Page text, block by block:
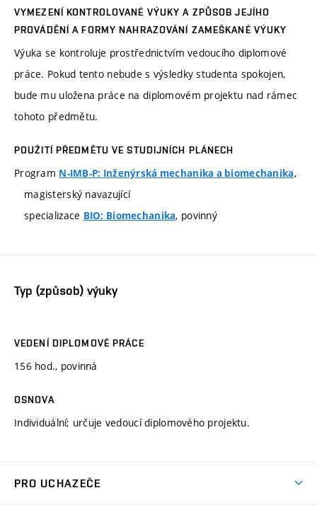
VYMEZENÍ KONTROLOVANÉ VÝUKY A ZPŮSOB JEJÍHO
PROVÁDĚNÍ A FORMY NAHRAZOVÁNÍ ZAMEŠKANÉ VÝUKY
Výuka se kontroluje prostřednictvím vedoucího diplomové
práce. Pokud tento nebude s výsledky studenta spokojen,
bude mu uložena práce na diplomovém projektu nad rámec
tohoto předmětu.
POUŽITÍ PŘEDMĚTU VE STUDIJNÍCH PLÁNECH
Program N-IMB-P: Inženýrská mechanika a biomechanika,
magisterský navazující
specializace BIO: Biomechanika, povinný
Typ (způsob) výuky
VEDENÍ DIPLOMOVÉ PRÁCE
156 hod., povinná
OSNOVA
Individuální; určuje vedoucí diplomového projektu.
PRO UCHAZEČE